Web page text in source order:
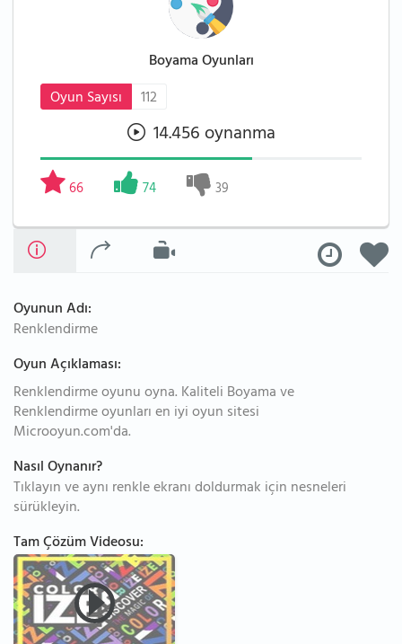
Boyama Oyunları
Oyun Sayısı
112
14.456 oynanma
66 74 39
Oyunun Adı:
Renklendirme
Oyun Açıklaması:
Renklendirme oyunu oyna. Kaliteli Boyama ve
Renklendirme oyunları en iyi oyun sitesi
Microoyun.com'da.
Nasıl Oynanır?
Tıklayın ve aynı renkle ekranı doldurmak için nesneleri
sürükleyin.
Tam Çözüm Videosu: